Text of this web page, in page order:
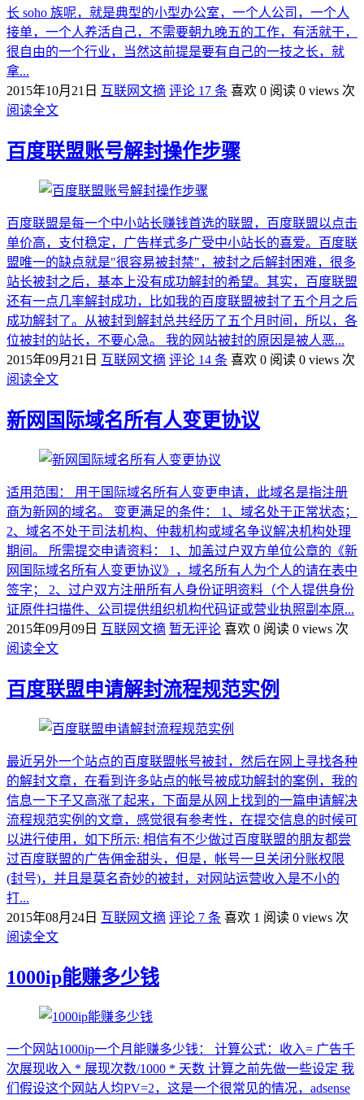
长 soho 族呢，就是典型的小型办公室，一个人公司，一个人
接单，一个人养活自己，不需要朝九晚五的工作，有活就干，
很自由的一个行业，当然这前提是要有自己的一技之长，就
拿...
2015年10月21日 互联网文摘 评论 17 条 喜欢 0 阅读 0 views 次
阅读全文
百度联盟账号解封操作步骤
百度联盟是每一个中小站长赚钱首选的联盟，百度联盟以点击
单价高，支付稳定，广告样式多广受中小站长的喜爱。百度联
盟唯一的缺点就是"很容易被封禁"，被封之后解封困难，很多
站长被封之后，基本上没有成功解封的希望。其实，百度联盟
还有一点几率解封成功，比如我的百度联盟被封了五个月之后
成功解封了。从被封到解封总共经历了五个月时间，所以，各
位被封的站长，不要心急。 我的网站被封的原因是被人恶...
2015年09月21日 互联网文摘 评论 14 条 喜欢 0 阅读 0 views 次
阅读全文
新网国际域名所有人变更协议
适用范围： 用于国际域名所有人变更申请，此域名是指注册
商为新网的域名。 变更满足的条件： 1、域名处于正常状态；
2、域名不处于司法机构、仲裁机构或域名争议解决机构处理
期间。 所需提交申请资料： 1、加盖过户双方单位公章的《新
网国际域名所有人变更协议》，域名所有人为个人的请在表中
签字； 2、过户双方注册所有人身份证明资料（个人提供身份
证原件扫描件、公司提供组织机构代码证或营业执照副本原...
2015年09月09日 互联网文摘 暂无评论 喜欢 0 阅读 0 views 次
阅读全文
百度联盟申请解封流程规范实例
最近另外一个站点的百度联盟帐号被封，然后在网上寻找各种
的解封文章，在看到许多站点的帐号被成功解封的案例，我的
信息一下子又高涨了起来，下面是从网上找到的一篇申请解决
流程规范实例的文章，感觉很有参考性，在提交信息的时候可
以进行使用，如下所示: 相信有不少做过百度联盟的朋友都尝
过百度联盟的广告佣金甜头，但是，帐号一旦关闭分账权限
(封号)，并且是莫名奇妙的被封，对网站运营收入是不小的
打...
2015年08月24日 互联网文摘 评论 7 条 喜欢 1 阅读 0 views 次
阅读全文
1000ip能赚多少钱
一个网站1000ip一个月能赚多少钱： 计算公式：收入= 广告千
次展现收入 * 展现次数/1000 * 天数 计算之前先做一些设定 我
们假设这个网站人均PV=2，这是一个很常见的情况，adsense